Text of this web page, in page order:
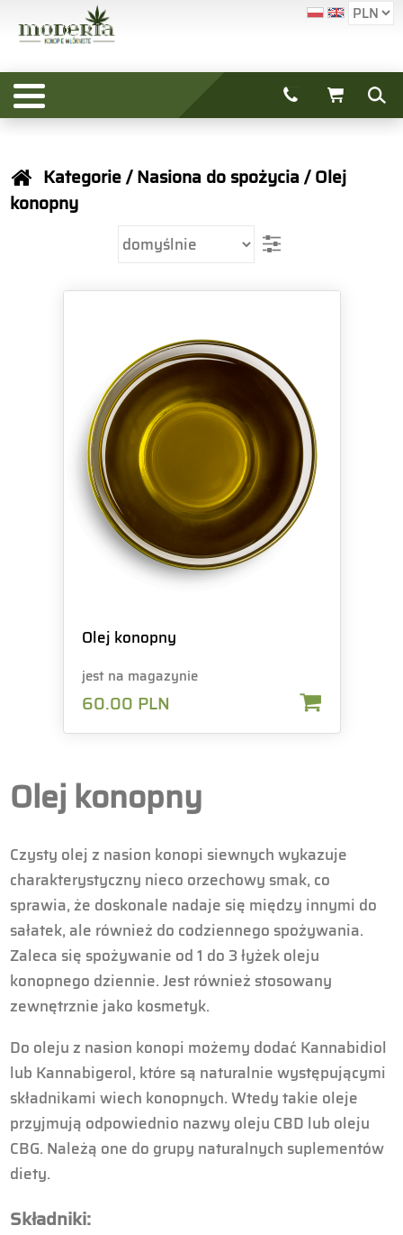
Kategorie/Nasiona do spożycia /Olej
konopny
Olej konopny
jest na magazynie
60.00 PLN
Olej konopny
Czysty olej z nasion konopi siewnych wykazuje
charakterystyczny nieco orzechowy smak, co
sprawia, że doskonale nadaje się między innymi do
sałatek, ale również do codziennego spożywania.
Zaleca się spożywanie od 1 do 3 łyżek oleju
konopnego dziennie. Jest również stosowany
zewnętrznie jako kosmetyk.
Do oleju z nasion konopi możemy dodać Kannabidiol
lub Kannabigerol, które są naturalnie występującymi
składnikami wiech konopnych. Wtedy takie oleje
przyjmują odpowiednio nazwy oleju CBD lub oleju
CBG. Należą one do grupy naturalnych suplementów
diety.
Składniki: